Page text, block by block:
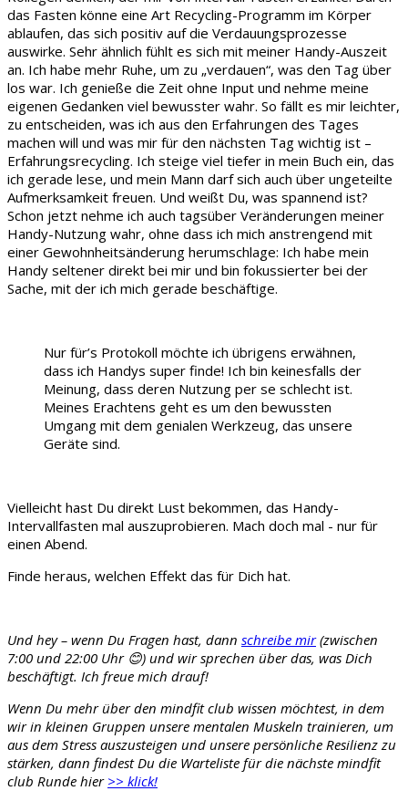
das Fasten könne eine Art Recycling-Programm im Körper
ablaufen, das sich positiv auf die Verdauungsprozesse
auswirke. Sehr ähnlich fühlt es sich mit meiner Handy-Auszeit
an. Ich habe mehr Ruhe, um zu „verdauen“, was den Tag über
los war. Ich genieße die Zeit ohne Input und nehme meine
eigenen Gedanken viel bewusster wahr. So fällt es mir leichter,
zu entscheiden, was ich aus den Erfahrungen des Tages
machen will und was mir für den nächsten Tag wichtig ist –
Erfahrungsrecycling. Ich steige viel tiefer in mein Buch ein, das
ich gerade lese, und mein Mann darf sich auch über ungeteilte
Aufmerksamkeit freuen. Und weißt Du, was spannend ist?
Schon jetzt nehme ich auch tagsüber Veränderungen meiner
Handy-Nutzung wahr, ohne dass ich mich anstrengend mit
einer Gewohnheitsänderung herumschlage: Ich habe mein
Handy seltener direkt bei mir und bin fokussierter bei der
Sache, mit der ich mich gerade beschäftige.
Nur für’s Protokoll möchte ich übrigens erwähnen,
dass ich Handys super finde! Ich bin keinesfalls der
Meinung, dass deren Nutzung per se schlecht ist.
Meines Erachtens geht es um den bewussten
Umgang mit dem genialen Werkzeug, das unsere
Geräte sind.
Vielleicht hast Du direkt Lust bekommen, das Handy-
Intervallfasten mal auszuprobieren. Mach doch mal - nur für
einen Abend.
Finde heraus, welchen Effekt das für Dich hat.
Und hey – wenn Du Fragen hast, dann schreibe mir(zwischen
7:00 und 22:00 Uhr 😊) und wir sprechen über das, was Dich
beschäftigt. Ich freue mich drauf!
Wenn Du mehr über den mindfit club wissen möchtest, in dem
wir in kleinen Gruppen unsere mentalen Muskeln trainieren, um
aus dem Stress auszusteigen und unsere persönliche Resilienz zu
stärken, dann findest Du die Warteliste für die nächste mindfit
club Runde hier >> klick!